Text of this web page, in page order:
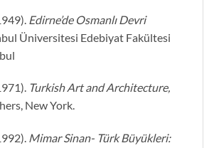
Edirne’de Osmanlı Devri
Üniversitesi Edebiyat Fakültesi
Turkish Art and Architecture,
New York.
Mimar Sinan- Türk Büyükleri: